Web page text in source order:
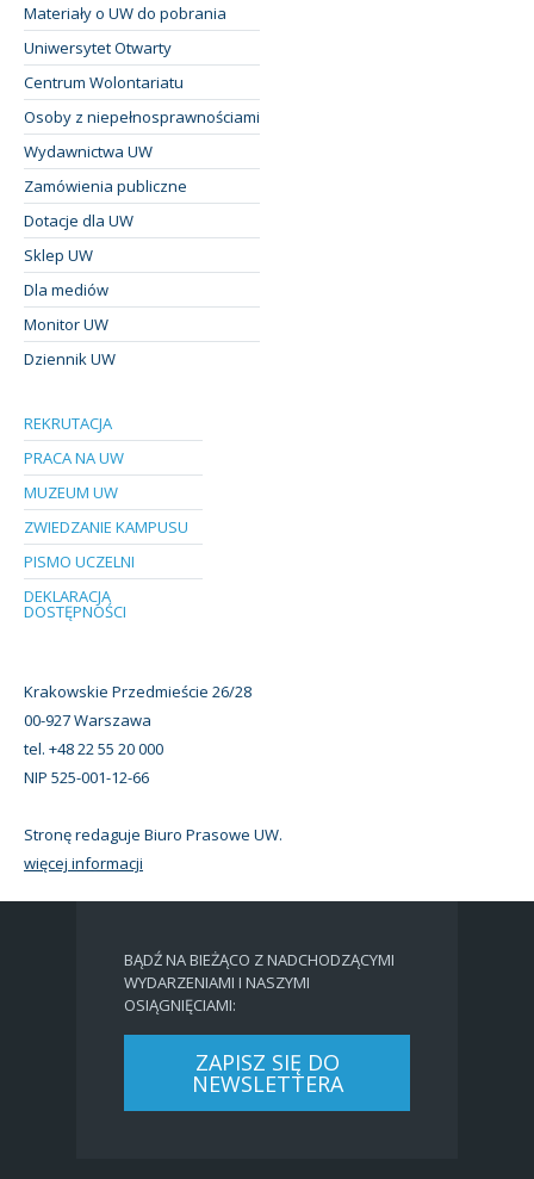
Materiały o UW do pobrania
Uniwersytet Otwarty
Centrum Wolontariatu
Osoby z niepełnosprawnościami
Wydawnictwa UW
Zamówienia publiczne
Dotacje dla UW
Sklep UW
Dla mediów
Monitor UW
Dziennik UW
REKRUTACJA
PRACA NA UW
MUZEUM UW
ZWIEDZANIE KAMPUSU
PISMO UCZELNI
DEKLARACJA
DOSTĘPNOŚCI
Krakowskie Przedmieście 26/28
00-927 Warszawa
tel. +48 22 55 20 000
NIP 525-001-12-66
Stronę redaguje Biuro Prasowe UW.
więcej informacji
BĄDŹ NA BIEŻĄCO Z NADCHODZĄCYMI
WYDARZENIAMI I NASZYMI
OSIĄGNIĘCIAMI:
ZAPISZ SIĘ DO
NEWSLETTERA